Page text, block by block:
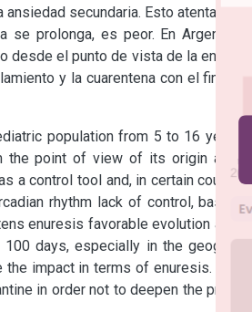
secundaria. Esto atenta contra
prolonga, es peor. En Argentina la
el punto de vista de la enuresis.
y la cuarentena con el fin de no
population from 5 to 16 years of
the point of view of its origin and its
a control tool and, in certain countries,
rhythm lack of control, based on
enuresis favorable evolution and, as
days, especially in the geographic
impact in terms of enuresis. That is
in order not to deepen the problem